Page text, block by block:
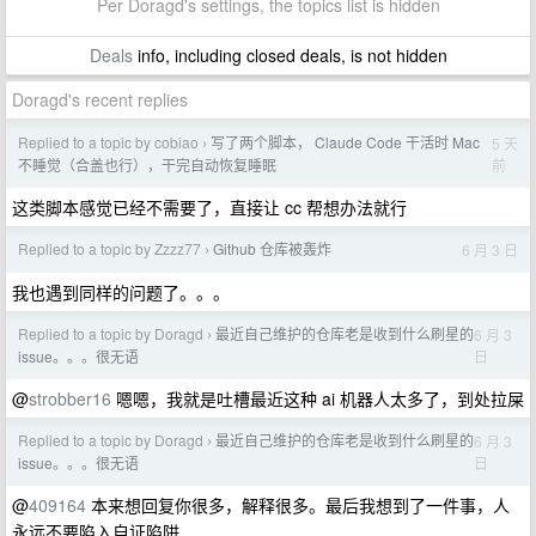
Per Doragd's settings, the topics list is hidden
Dealsinfo, including closed deals, is not hidden
Doragd's recent replies
Replied to a topic by cobiao › 写了两个脚本， Claude Code 干活时 Mac
不睡觉（合盖也行），干完自动恢复睡眠
5 天
前
这类脚本感觉已经不需要了，直接让 cc 帮想办法就行
Replied to a topic by Zzzz77 › Github 仓库被轰炸 6 月 3 日
我也遇到同样的问题了。。。
Replied to a topic by Doragd › 最近自己维护的仓库老是收到什么刷星的
issue。。。很无语
6 月 3
日
@strobber16 嗯嗯，我就是吐槽最近这种 ai 机器人太多了，到处拉屎
Replied to a topic by Doragd › 最近自己维护的仓库老是收到什么刷星的
issue。。。很无语
6 月 3
日
@409164 本来想回复你很多，解释很多。最后我想到了一件事，人
永远不要陷入自证陷阱